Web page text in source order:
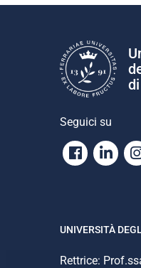
Seguici su
UNIVERSITÀ
Rettrice: